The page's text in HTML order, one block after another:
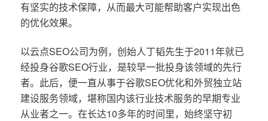
有坚实的技术保障，从而最大可能帮助客户实现出色
的优化效果。
以云点SEO公司为例，创始人丁韬先生于2011年就已
经投身谷歌SEO行业，是较早一批投身该领域的先行
者。此后，便一直从事于谷歌SEO优化和外贸独立站
建设服务领域，堪称国内该行业技术服务的早期专业
从业者之一。在长达10多年的时间里，始终坚守初